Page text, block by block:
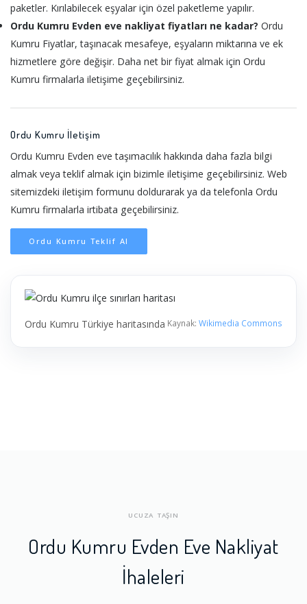
paketler. Kırılabilecek eşyalar için özel paketleme yapılır.
Ordu Kumru Evden eve nakliyat fiyatları ne kadar? Ordu
Kumru Fiyatlar, taşınacak mesafeye, eşyaların miktarına ve ek
hizmetlere göre değişir. Daha net bir fiyat almak için Ordu
Kumru firmalarla iletişime geçebilirsiniz.
Ordu Kumru İletişim
Ordu Kumru Evden eve taşımacılık hakkında daha fazla bilgi
almak veya teklif almak için bizimle iletişime geçebilirsiniz. Web
sitemizdeki iletişim formunu doldurarak ya da telefonla Ordu
Kumru firmalarla irtibata geçebilirsiniz.
Ordu Kumru Teklif Al
Ordu Kumru Türkiye haritasında Kaynak: Wikimedia Commons
UCUZA TAŞIN
Ordu Kumru Evden Eve Nakliyat
İhaleleri